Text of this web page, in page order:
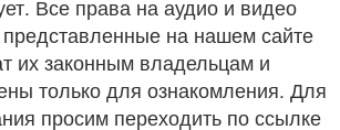
Все права на аудио и видео
на нашем сайте
их законным владельцам и
только для ознакомления. Для
просим переходить по ссылке